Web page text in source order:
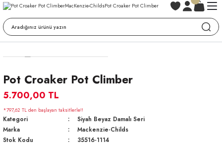
Pot Croaker Pot Climber
5.700,00 TL
*797,62 TL den başlayan taksitlerle!!
Kategori
Siyah Beyaz Damalı Seri
Marka
Mackenzie-Childs
Stok Kodu
35516-1114